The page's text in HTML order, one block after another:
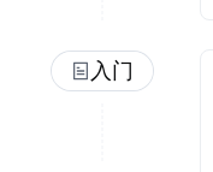
入门